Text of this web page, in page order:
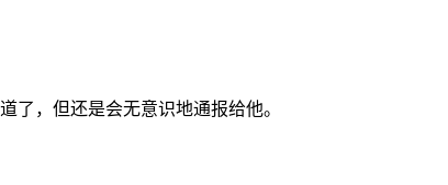
，但还是会无意识地通报给他。